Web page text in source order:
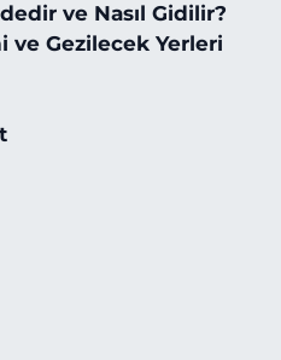
ve Nasıl Gidilir?
ve Gezilecek Yerleri